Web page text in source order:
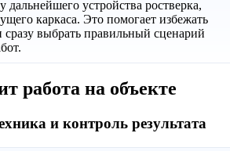
дальнейшего устройства ростверка,
каркаса. Это помогает избежать
сразу выбрать правильный сценарий
работа на объекте
и контроль результата